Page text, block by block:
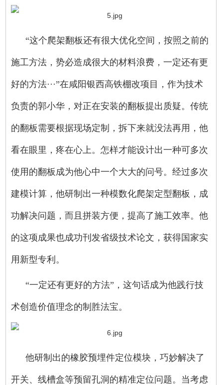
“这个爬架翻板还有很大优化空间，按照之前的
施工方法，势必造成很大的材料浪费，一定还有更
好的方法···”在咸阳银西高铁棚改项目，作为技术
负责的郭小华，对正在安装的翻板提出质疑。传统
的翻板需要根据现场定制，拆下来就没法再用，他
看在眼里，疼在心上。怎样才能设计出一种可多次
使用的翻板成为他心中一个大大的问号。经过多次
建模计算，他研制出一种模数化爬架定型翻板，成
功解决问题，而且拼装方便，提高了施工效率。他
的这项成果也成功刊发省级技术论文，获得国家实
用新型专利。
“一定还有更好的方法”，这句话成为他践行技
术创造价值理念的制胜法宝。
他研制出的橡胶预埋件定位模块，巧妙解决了
开关、线槽盒等预留孔洞的精准定位问题。当考虑